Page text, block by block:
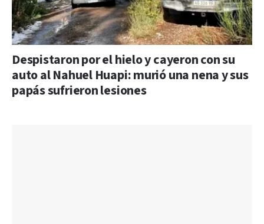
Despistaron por el hielo y cayeron con su
auto al Nahuel Huapi: murió una nena y sus
papás sufrieron lesiones